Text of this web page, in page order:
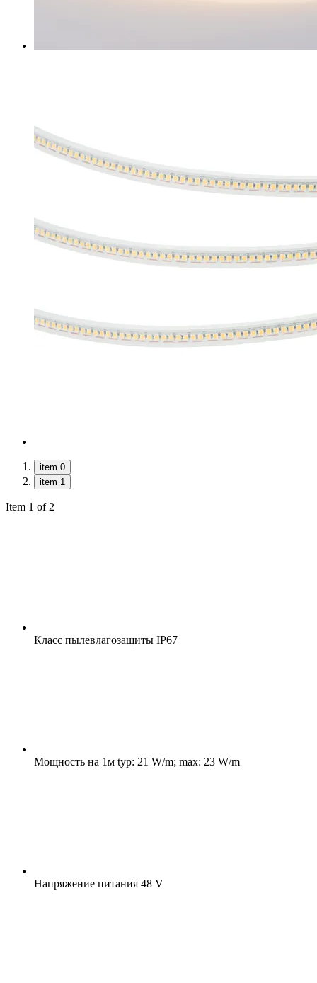
item 0
item 1
Item 1 of 2
Класс пылевлагозащиты IP67
Мощность на 1м typ: 21 W/m; max: 23 W/m
Напряжение питания 48 V